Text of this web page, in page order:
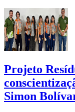
Projeto
Simon